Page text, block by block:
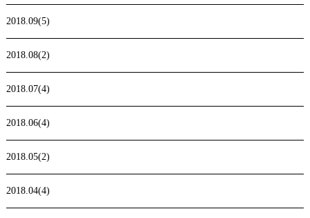
2018.09(5)
2018.08(2)
2018.07(4)
2018.06(4)
2018.05(2)
2018.04(4)